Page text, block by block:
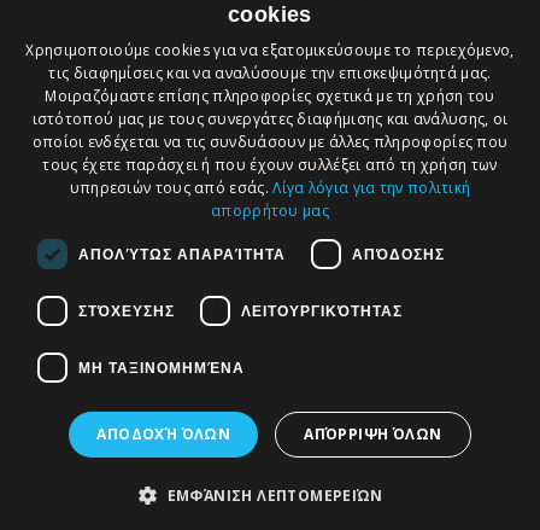
ολοκληρωμένη
εικόνα της
εταιρείας μας, να
διευκολύνει την
κατανόηση των
υπηρεσιών μας,
να σας προσφέρει
άμεση
επικοινωνία μαζί
μας και να σας
και τις αναρτήσεις
© 2026. Αναπτυχθηκε αποCreative Days
Web studio, SEO & internet marketing
cookies
Χρησιμοποιούμε cookies για να εξατομικεύσουμε το περιεχόμενο,
τις διαφημίσεις και να αναλύσουμε την επισκεψιμότητά μας.
Μοιραζόμαστε επίσης πληροφορίες σχετικά με τη χρήση του
ιστότοπού μας με τους συνεργάτες διαφήμισης και ανάλυσης, οι
οποίοι ενδέχεται να τις συνδυάσουν με άλλες πληροφορίες που
τους έχετε παράσχει ή που έχουν συλλέξει από τη χρήση των
υπηρεσιών τους από εσάς.Λίγα λόγια για την πολιτική
απορρήτου μας
ΑΠΟΛΎΤΩΣ ΑΠΑΡΑΊΤΗΤΑ ΑΠΌΔΟΣΗΣ
ΣΤΌΧΕΥΣΗΣ ΛΕΙΤΟΥΡΓΙΚΌΤΗΤΑΣ
ΜΗ ΤΑΞΙΝΟΜΗΜΈΝΑ
ΑΠΟΔΟΧΉ ΌΛΩΝ ΑΠΌΡΡΙΨΗ ΌΛΩΝ
ΕΜΦΆΝΙΣΗ ΛΕΠΤΟΜΕΡΕΙΏΝ